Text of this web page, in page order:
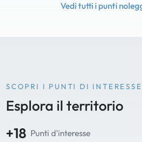
Vedi tutti i punti
SCOPRI I PUNTI DI
Esplora il territorio
+18 Punti d'interesse